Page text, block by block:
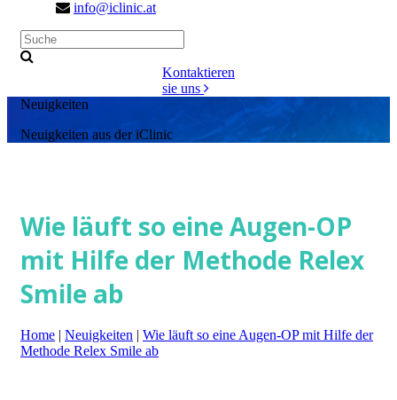
info@iclinic.at
Kontaktieren
sie uns
Neuigkeiten
Neuigkeiten aus der iClinic
Wie läuft so eine Augen-OP
mit Hilfe der Methode Relex
Smile ab
Home | Neuigkeiten | Wie läuft so eine Augen-OP mit Hilfe der
Methode Relex Smile ab